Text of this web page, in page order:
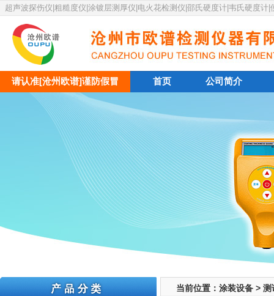
超声波探伤仪|粗糙度仪|涂镀层测厚仪|电火花检测仪|邵氏硬度计|韦氏硬度计|
请认准[沧州欧谱]谨防假冒 首页 公司简介
当前位置： 涂装设备 > 测